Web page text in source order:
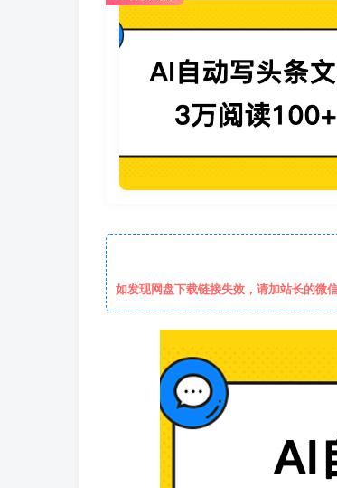
如发现网盘下载链接失效，请加站长的微